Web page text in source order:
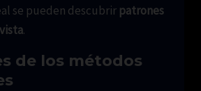
se pueden descubrir patrones
.
de los métodos